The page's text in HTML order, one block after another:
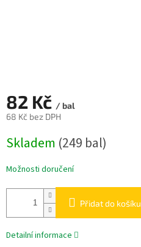
82 Kč / bal
68 Kč bez DPH
cena:
Skladem (249 bal)
Možnosti doručení
Přidat do košíku
Detailní informace